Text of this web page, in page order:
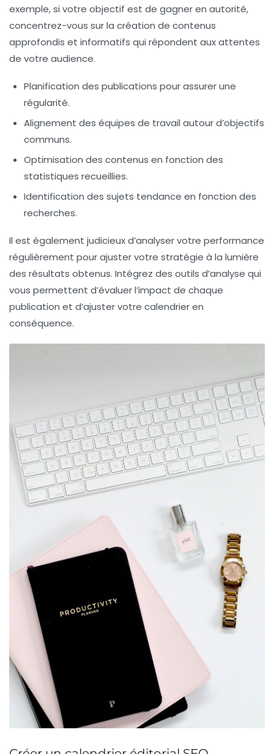
exemple, si votre objectif est de gagner en autorité,
concentrez-vous sur la création de contenus
approfondis et informatifs qui répondent aux attentes
de votre audience.
Planification des publications pour assurer une
régularité.
Alignement des équipes de travail autour d’objectifs
communs.
Optimisation des contenus en fonction des
statistiques recueillies.
Identification des sujets tendance en fonction des
recherches.
Il est également judicieux d’analyser votre performance
régulièrement pour ajuster votre stratégie à la lumière
des résultats obtenus. Intégrez des outils d’analyse qui
vous permettent d’évaluer l’impact de chaque
publication et d’ajuster votre calendrier en
conséquence.